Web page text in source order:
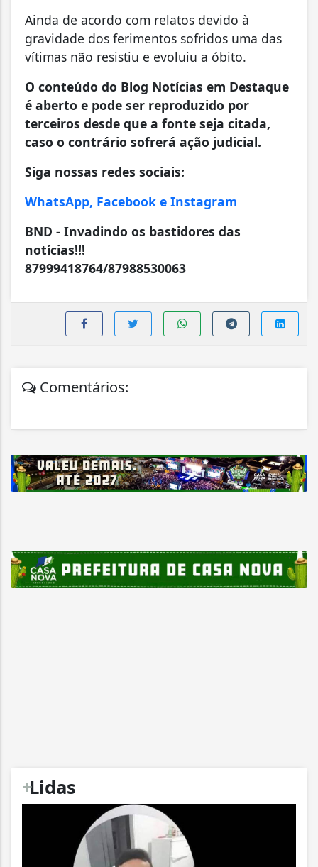
Ainda de acordo com relatos devido à
gravidade dos ferimentos sofridos uma das
vítimas não resistiu e evoluiu a óbito.
O conteúdo do Blog Notícias em Destaque
é aberto e pode ser reproduzido por
terceiros desde que a fonte seja citada,
caso o contrário sofrerá ação judicial.
Siga nossas redes sociais:
WhatsApp, Facebook e Instagram
BND - Invadindo os bastidores das
notícias!!!
87999418764/87988530063
Comentários:
+
Lidas